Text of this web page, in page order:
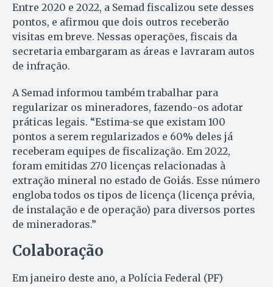
Entre 2020 e 2022, a Semad fiscalizou sete desses
pontos, e afirmou que dois outros receberão
visitas em breve. Nessas operações, fiscais da
secretaria embargaram as áreas e lavraram autos
de infração.
A Semad informou também trabalhar para
regularizar os mineradores, fazendo-os adotar
práticas legais. “Estima-se que existam 100
pontos a serem regularizados e 60% deles já
receberam equipes de fiscalização. Em 2022,
foram emitidas 270 licenças relacionadas à
extração mineral no estado de Goiás. Esse número
engloba todos os tipos de licença (licença prévia,
de instalação e de operação) para diversos portes
de mineradoras.”
Colaboração
Em janeiro deste ano, a Polícia Federal (PF)